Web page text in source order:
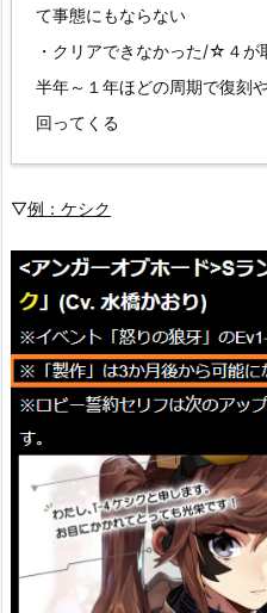
て事態にもならない
・クリアできなかった/☆４が
半年～１年ほどの周期で復刻
回ってくる
▽例：ケシク